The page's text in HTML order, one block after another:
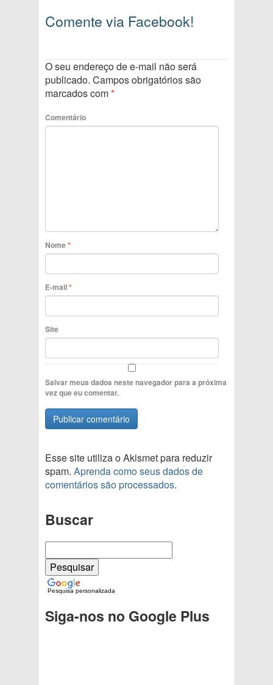
Comente via Facebook!
O seu endereço de e-mail não será
publicado. Campos obrigatórios são
marcados com*
Comentário
Nome*
E-mail*
Site
Salvar meus dados neste navegador para a próxima
vez que eu comentar.
Esse site utiliza o Akismet para reduzir
spam. Aprenda como seus dados de
comentários são processados.
Buscar
Pesquisa personalizada
Siga-nos no Google Plus